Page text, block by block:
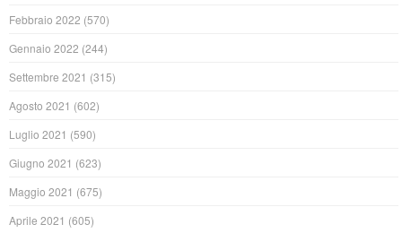
Febbraio 2022 (570)
Gennaio 2022 (244)
Settembre 2021 (315)
Agosto 2021 (602)
Luglio 2021 (590)
Giugno 2021 (623)
Maggio 2021 (675)
Aprile 2021 (605)